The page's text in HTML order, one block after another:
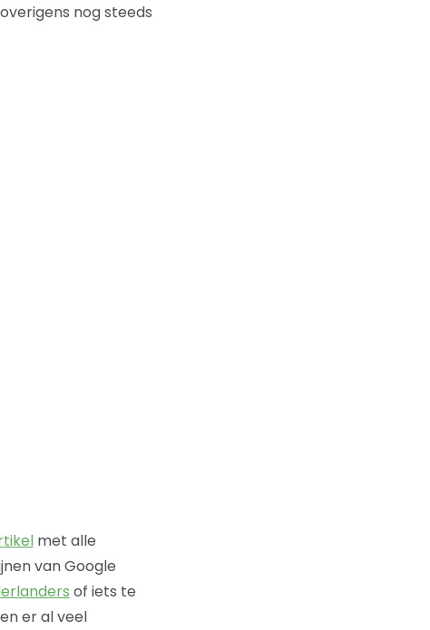
nog steeds
met alle
van Google
of iets te
er al veel